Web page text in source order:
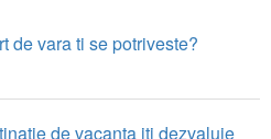
de vara ti se potriveste?
de vacanta iti dezvaluie